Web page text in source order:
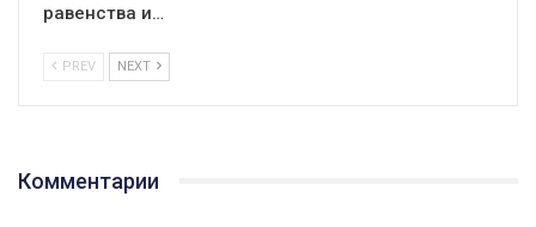
равенства и…
PREV NEXT
Комментарии
5/17/2020